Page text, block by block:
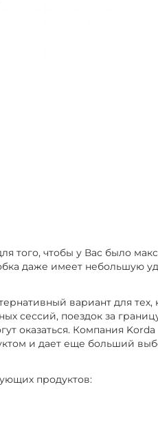
того, чтобы у Вас было
даже имеет небольшую
вариант для тех,
сессий, поездок за
оказаться. Компания Korda
и дает еще больший
продуктов: